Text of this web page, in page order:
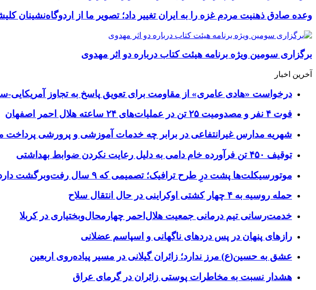
وعده صادق ذهنیت مردم غزه را به ایران تغییر داد؛ تصویر ما از اردوگاه‌نشینان
برگزاری سومین ویژه برنامه هیئت کتاب درباره دو اثر مهدوی
آخرین اخبار
درخواست «هادی عامری» از مقاومت برای تعویق پاسخ به تجاوز آمریکایی-
فوت ۴ نفر و مصدومیت ۲۵ تن در عملیات‌های ۲۴ ساعته هلال احمر اصفهان
شهریه مدارس غیرانتفاعی در برابر چه خدمات آموزشی و پرورشی
توقیف ۴۵۰ تن فرآورده خام دامی به دلیل رعایت نکردن ضوابط بهداشتی
موتورسیکلت‌ها پشت درِ طرح ترافیک؛ تصمیمی که ۹ سال رفت‌وبرگشت دارد
حمله روسیه به ۴ چهار کشتی اوکراینی در حال انتقال سلاح
خدمت‌رسانی تیم درمانی جمعیت هلال‌احمر چهارمحال‌وبختیاری در کربلا
رازهای پنهان در پس دردهای ناگهانی و اسپاسم عضلانی
عشق به حسین(ع) مرز ندارد؛ زائران گیلانی در مسیر پیاده‌روی اربعین
هشدار نسبت به مخاطرات پوستی زائران در گرمای عراق